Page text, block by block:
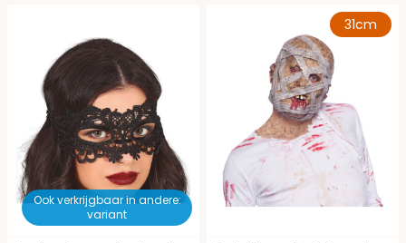
Ook verkrijgbaar in andere:
variant
31cm